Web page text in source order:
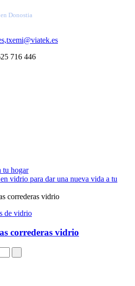
Donostia
716 446
tu hogar
vidrio para dar una nueva vida a tu
correderas vidrio
correderas vidrio